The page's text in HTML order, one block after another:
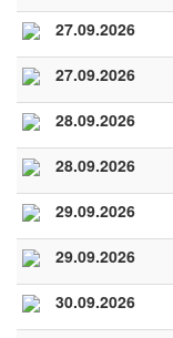
27.09.2026
27.09.2026
28.09.2026
28.09.2026
29.09.2026
29.09.2026
30.09.2026